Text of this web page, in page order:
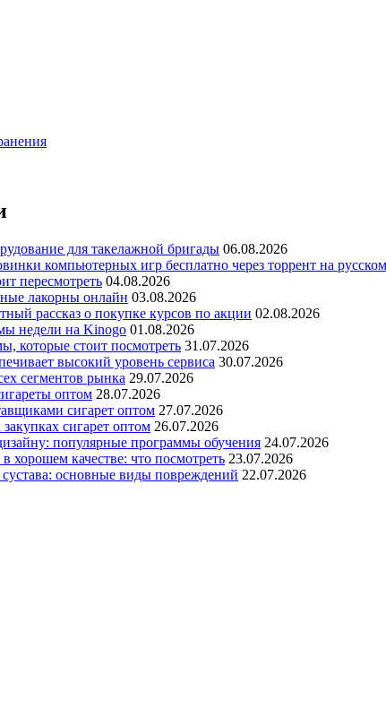
для такелажной бригады 06.08.2026
компьютерных игр бесплатно через торрент на русском
пересмотреть 04.08.2026
лакорны онлайн 03.08.2026
рассказ о покупке курсов по акции 02.08.2026
недели на Kinogo 01.08.2026
которые стоит посмотреть 31.07.2026
высокий уровень сервиса 30.07.2026
сегментов рынка 29.07.2026
оптом 28.07.2026
сигарет оптом 27.07.2026
сигарет оптом 26.07.2026
популярные программы обучения 24.07.2026
хорошем качестве: что посмотреть 23.07.2026
основные виды повреждений 22.07.2026